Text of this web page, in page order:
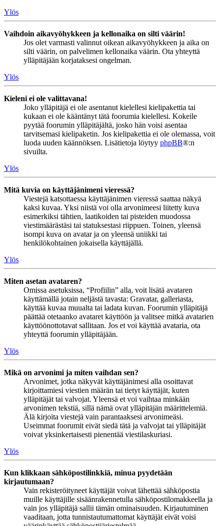
Ylös
Vaihdoin aikavyöhykkeen ja kellonaika on silti väärin!
Jos olet varmasti valinnut oikean aikavyöhykkeen ja aika on
silti väärin, on palvelimen kellonaika väärin. Ota yhteyttä
ylläpitäjään korjataksesi ongelman.
Ylös
Kieleni ei ole valittavana!
Joko ylläpitäjä ei ole asentanut kielellesi kielipakettia tai
kukaan ei ole kääntänyt tätä foorumia kielellesi. Kokeile
pyytää foorumin ylläpitäjältä, josko hän voisi asentaa
tarvitsemasi kielipaketin. Jos kielipakettia ei ole olemassa, voit
luoda uuden käännöksen. Lisätietoja löytyy phpBB®:n
sivuilta.
Ylös
Mitä kuvia on käyttäjänimeni vieressä?
Viestejä katsottaessa käyttäjänimen vieressä saattaa näkyä
kaksi kuvaa. Yksi niistä voi olla arvonimeesi liitetty kuva
esimerkiksi tähtien, laatikoiden tai pisteiden muodossa
viestimäärästäsi tai statuksestasi riippuen. Toinen, yleensä
isompi kuva on avatar ja on yleensä uniikki tai
henkilökohtainen jokaisella käyttäjällä.
Ylös
Miten asetan avataren?
Omissa asetuksissa, “Profiilin” alla, voit lisätä avataren
käyttämällä jotain neljästä tavasta: Gravatar, galleriasta,
käyttää kuvaa muualta tai ladata kuvan. Foorumin ylläpitäjä
päättää otetaanko avataret käyttöön ja valitsee mitkä avatarien
käyttöönottotavat sallitaan. Jos et voi käyttää avataria, ota
yhteyttä foorumin ylläpitäjään.
Ylös
Mikä on arvonimi ja miten vaihdan sen?
Arvonimet, jotka näkyvät käyttäjänimesi alla osoittavat
kirjoittamiesi viestien määrän tai tietyt käyttäjät, kuten
ylläpitäjät tai valvojat. Yleensä et voi vaihtaa minkään
arvonimen tekstiä, sillä nämä ovat ylläpitäjän määrittelemiä.
Älä kirjoita viestejä vain parantaaksesi arvonimeäsi.
Useimmat foorumit eivät siedä tätä ja valvojat tai ylläpitäjät
voivat yksinkertaisesti pienentää viestilaskuriasi.
Ylös
Kun klikkaan sähköpostilinkkiä, minua pyydetään
kirjautumaan?
Vain rekisteröityneet käyttäjät voivat lähettää sähköpostia
muille käyttäjille sisäänrakennetulla sähköpostilomakkeella ja
vain jos ylläpitäjä sallii tämän ominaisuuden. Kirjautuminen
vaaditaan, jotta tunnistautumattomat käyttäjät eivät voisi